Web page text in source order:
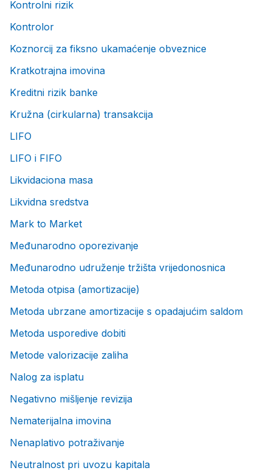
Kontrolni rizik
Kontrolor
Koznorcij za fiksno ukamaćenje obveznice
Kratkotrajna imovina
Kreditni rizik banke
Kružna (cirkularna) transakcija
LIFO
LIFO i FIFO
Likvidaciona masa
Likvidna sredstva
Mark to Market
Međunarodno oporezivanje
Međunarodno udruženje tržišta vrijedonosnica
Metoda otpisa (amortizacije)
Metoda ubrzane amortizacije s opadajućim saldom
Metoda usporedive dobiti
Metode valorizacije zaliha
Nalog za isplatu
Negativno mišljenje revizija
Nematerijalna imovina
Nenaplativo potraživanje
Neutralnost pri uvozu kapitala